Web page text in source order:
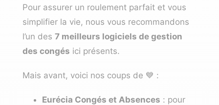
Pour assurer un roulement parfait et vous
simplifier la vie, nous vous recommandons
l’un des 7 meilleurs logiciels de gestion
des congés ici présents.
Mais avant, voici nos coups de 💙 :
Eurécia Congés et Absences : pour